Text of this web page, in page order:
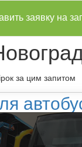
заявку на
за цим запитом